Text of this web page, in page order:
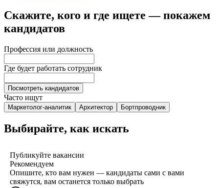
Скажите, кого и где ищете — покажем
кандидатов
Профессия или должность
Где будет работать сотрудник
Посмотреть кандидатов
Часто ищут
Маркетолог-аналитик Архитектор Бортпроводник
Выбирайте, как искать
Публикуйте вакансии
Рекомендуем
Опишите, кто вам нужен — кандидаты сами с вами
свяжутся, вам останется только выбрать